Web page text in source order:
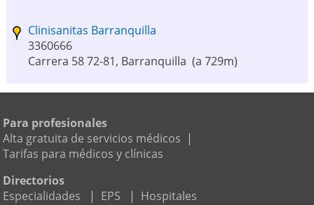
Clinisanitas Barranquilla
3360666
Carrera 58 72-81, Barranquilla (a 729m)
3683645
Carrera 58 # 74-71 Of. 7 Piso 1, Barranquilla
787m)
Centro De Video Endoscopia Digestiva - Cevied
Ltda.
Para profesionales
Alta gratuita de servicios médicos |
Tarifas para médicos y clínicas
Directorios
Especialidades
| EPS | Hospitales